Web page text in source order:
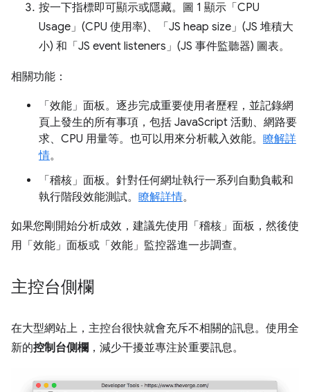
按一下指標即可顯示或隱藏。圖 1 顯示「CPU
Usage」(CPU 使用率)、「JS heap size」(JS 堆積大
小) 和「JS event listeners」(JS 事件監聽器) 圖表。
相關功能：
「效能」 面板。逐步完成重要使用者歷程，並記錄網
頁上發生的所有事項，包括 JavaScript 活動、網路要
求、CPU 用量等。也可以用來分析載入效能。 瞭解詳
情。
「稽核」 面板。針對任何網址執行一系列自動負載和
執行階段效能測試。 瞭解詳情。
如果您剛開始分析成效，建議先使用「稽核」 面板，然後使
用「效能」 面板或「效能」 監控器進一步調查。
主控台側欄
在大型網站上，主控台很快就會充斥不相關的訊息。使用全
新的控制台側欄 ，減少干擾並專注於重要訊息。